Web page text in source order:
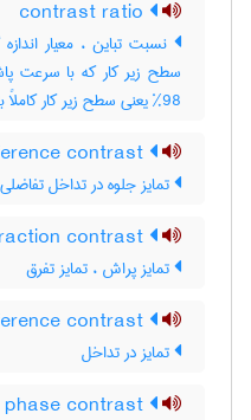
نسبت تباین ، معیار
سطح زیر کار که با سرعت
98% یعنی سطح زیر کار کاملاً با رنگ پوشانده شده است
تمایز جلوه در تداخل تفاضلی
تمایز پراش ، تمایز تفرق
تمایز در تداخل